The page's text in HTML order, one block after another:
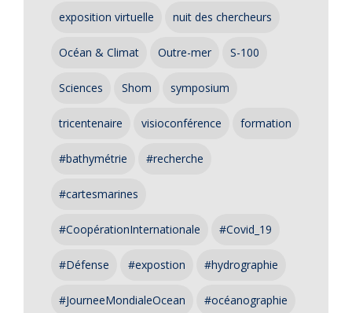
exposition virtuelle nuit des chercheurs
Océan & Climat Outre-mer S-100
Sciences Shom symposium
tricentenaire visioconférence formation
#bathymétrie #recherche
#cartesmarines
#CoopérationInternationale #Covid_19
#Défense #expostion #hydrographie
#JourneeMondialeOcean #océanographie